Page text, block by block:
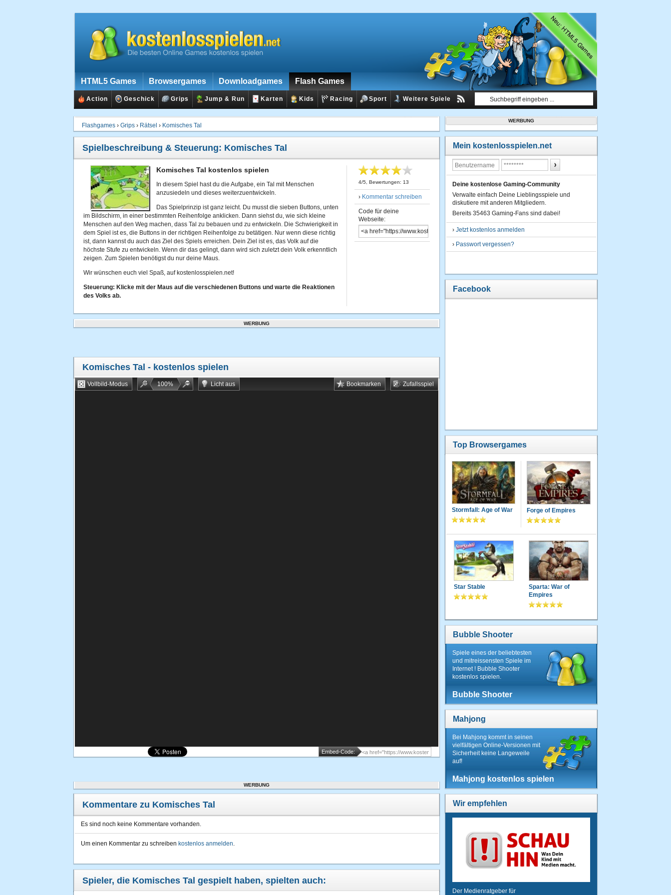
HTML5 Games Browsergames Downloadgames Flash Games
Action Geschick Grips Jump & Run Karten Kids Racing Sport Weitere Spiele
Flashgames › Grips › Rätsel › Komisches Tal
Spielbeschreibung & Steuerung: Komisches Tal
Komisches Tal kostenlos spielen
In diesem Spiel hast du die Aufgabe, ein Tal mit Menschen
anzusiedeln und dieses weiterzuentwickeln.
Das Spielprinzip ist ganz leicht. Du musst die sieben Buttons, unten
im Bildschirm, in einer bestimmten Reihenfolge anklicken. Dann siehst du, wie sich kleine
Menschen auf den Weg machen, dass Tal zu bebauen und zu entwickeln. Die Schwierigkeit in
dem Spiel ist es, die Buttons in der richtigen Reihenfolge zu betätigen. Nur wenn diese richtig
ist, dann kannst du auch das Ziel des Spiels erreichen. Dein Ziel ist es, das Volk auf die
höchste Stufe zu entwickeln. Wenn dir das gelingt, dann wird sich zuletzt dein Volk erkenntlich
zeigen. Zum Spielen benötigst du nur deine Maus.
Wir wünschen euch viel Spaß, auf kostenlosspielen.net!
Steuerung: Klicke mit der Maus auf die verschiedenen Buttons und warte die Reaktionen
des Volks ab.
4/5 , Bewertungen: 13
› Kommentar schreiben
Code für deine
Webseite:
WERBUNG
Komisches Tal - kostenlos spielen
Vollbild-Modus 100% Licht aus Zufallsspiel
Bookmarken
Embed-Code:
WERBUNG
Kommentare zu Komisches Tal
Es sind noch keine Kommentare vorhanden.
Um einen Kommentar zu schreiben kostenlos anmelden.
Spieler, die Komisches Tal gespielt haben, spielten auch:
WERBUNG
Mein kostenlosspielen.net
Deine kostenlose Gaming-Community
Verwalte einfach Deine Lieblingsspiele und
diskutiere mit anderen Mitgliedern.
Bereits 35463 Gaming-Fans sind dabei!
› Jetzt kostenlos anmelden
› Passwort vergessen?
Facebook
Top Browsergames
Stormfall: Age of War Forge of Empires
Star Stable
Sparta: War of
Empires
Bubble Shooter
Spiele eines der beliebtesten
und mitreissensten Spiele im
Internet ! Bubble Shooter
kostenlos spielen.
Bubble Shooter
Mahjong
Bei Mahjong kommt in seinen
vielfältigen Online-Versionen mit
Sicherheit keine Langeweile
auf!
Mahjong kostenlos spielen
Wir empfehlen
Der Medienratgeber für